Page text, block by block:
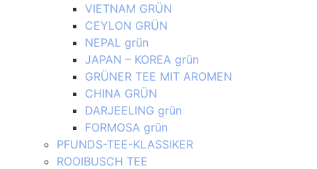
VIETNAM GRÜN
CEYLON GRÜN
NEPAL grün
JAPAN – KOREA grün
GRÜNER TEE MIT AROMEN
CHINA GRÜN
DARJEELING grün
FORMOSA grün
PFUNDS-TEE-KLASSIKER
ROOIBUSCH TEE